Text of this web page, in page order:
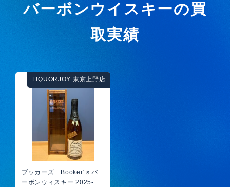
バーボンウイスキーの買
取実績
LIQUORJOY 東京上野店
ブッカーズ Booker‘ｓバ
ーボンウィスキー 2025-